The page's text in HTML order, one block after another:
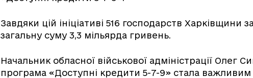
Завдяки цій ініціативі 516 господарств Харківщини
загальну суму 3,3 мільярда гривень.
Начальник обласної військової адміністрації Олег
програма «Доступні кредити 5-7-9» стала